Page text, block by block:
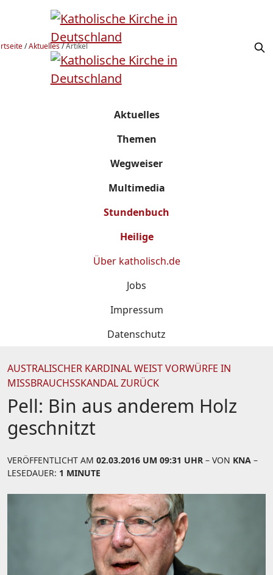
/Aktuelles/Artikel
Aktuelles
Themen
Wegweiser
Multimedia
Stundenbuch
Heilige
Über katholisch.de
Jobs
Impressum
Datenschutz
AUSTRALISCHER KARDINAL WEIST VORWÜRFE IN
MISSBRAUCHSSKANDAL ZURÜCK
Pell: Bin aus anderem Holz
geschnitzt
VERÖFFENTLICHT AM 02.03.2016 UM 09:31 UHR – VON KNA –
LESEDAUER: 1 MINUTE